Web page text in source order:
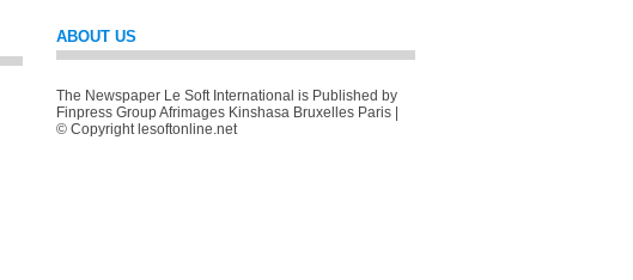
ABOUT US
The Newspaper Le Soft International is Published by
Finpress Group Afrimages Kinshasa Bruxelles Paris |
© Copyright lesoftonline.net